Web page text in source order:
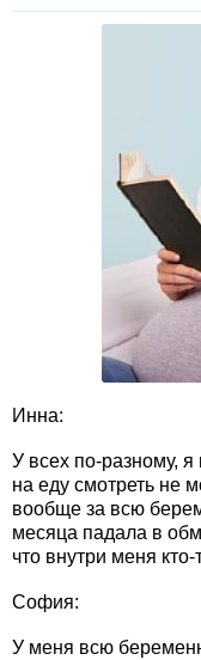
Инна:
У всех по-разному,
на еду смотреть не
вообще за всю
месяца падала в
что внутри меня кто-
София:
У меня всю